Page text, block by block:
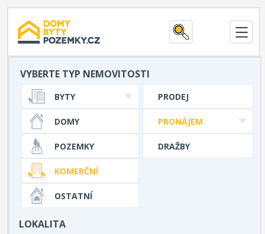
VYBERTE TYP NEMOVITOSTI
PRODEJ
PRONÁJEM
DRAŽBY
BYTY
DOMY
POZEMKY
KOMERČNÍ
OSTATNÍ
LOKALITA